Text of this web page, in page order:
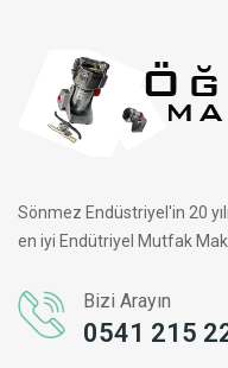
Sönmez Endüstriyel'in 20
en iyi Endütriyel Mutfak
Bizi Arayın
0541 215